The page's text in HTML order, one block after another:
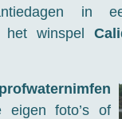
in
het winspel
foto’s of